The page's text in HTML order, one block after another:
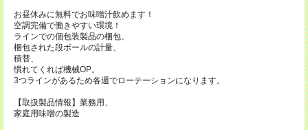
お昼休みに無料でお味噌汁飲めます！
空調完備で働きやすい環境！
ラインでの個包装製品の梱包、
梱包された段ボールの計量、
積替、
慣れてくれば機械OP。
3つラインがあるため各週でローテーションになります。
【取扱製品情報】業務用、
家庭用味噌の製造